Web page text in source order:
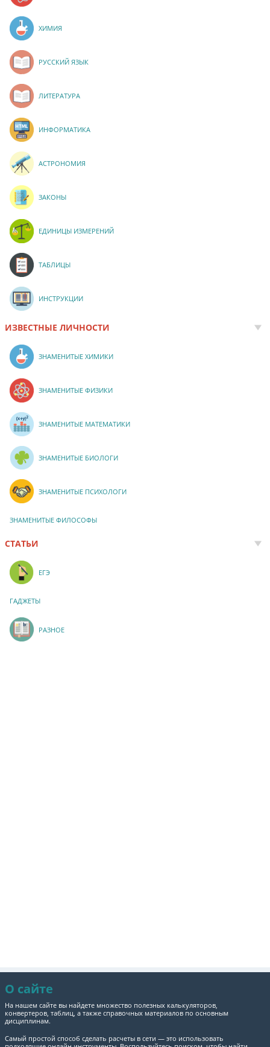
ХИМИЯ
РУССКИЙ ЯЗЫК
ЛИТЕРАТУРА
ИНФОРМАТИКА
АСТРОНОМИЯ
ЗАКОНЫ
ЕДИНИЦЫ ИЗМЕРЕНИЙ
ТАБЛИЦЫ
ИНСТРУКЦИИ
ИЗВЕСТНЫЕ ЛИЧНОСТИ
ЗНАМЕНИТЫЕ ХИМИКИ
ЗНАМЕНИТЫЕ ФИЗИКИ
ЗНАМЕНИТЫЕ МАТЕМАТИКИ
ЗНАМЕНИТЫЕ БИОЛОГИ
ЗНАМЕНИТЫЕ ПСИХОЛОГИ
ЗНАМЕНИТЫЕ ФИЛОСОФЫ
СТАТЬИ
ЕГЭ
ГАДЖЕТЫ
РАЗНОЕ
О сайте
На нашем сайте вы найдете множество полезных калькуляторов,
конвертеров, таблиц, а также справочных материалов по основным
дисциплинам.
Самый простой способ сделать расчеты в сети — это использовать